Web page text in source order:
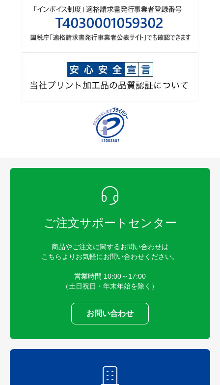
ご注文サポートセンター
商品やご注文に関するお問い合わせは
こちらよりお気軽にお問い合わせください。
営業時間 10:00～17:00
（土日祝日・年末年始を除く）
お問い合わせ